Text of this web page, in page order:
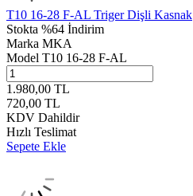
T10 16-28 F-AL Triger Dişli Kasnak
Stokta %64 İndirim
Marka MKA
Model T10 16-28 F-AL
1.980,00 TL
720,00 TL
KDV Dahildir
Hızlı Teslimat
Sepete Ekle